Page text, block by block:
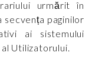
urmărit în
paginilor
ai sistemului
Utilizatorului.